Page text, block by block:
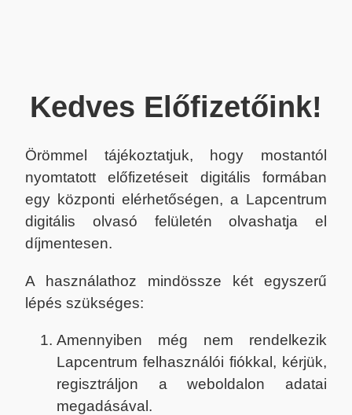
Kedves Előfizetőink!
Örömmel tájékoztatjuk, hogy mostantól
nyomtatott előfizetéseit digitális formában
egy központi elérhetőségen, a Lapcentrum
digitális olvasó felületén olvashatja el
díjmentesen.
A használathoz mindössze két egyszerű
lépés szükséges:
Amennyiben még nem rendelkezik
Lapcentrum felhasználói fiókkal, kérjük,
regisztráljon a weboldalon adatai
megadásával.